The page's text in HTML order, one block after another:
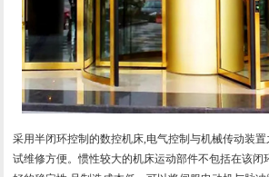
采用半闭环控制的数控机床,电气控制与机械传动装
试维修方便。惯性较大的机床运动部件不包括在该闭